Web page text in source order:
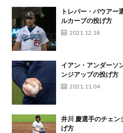
トレバー・バウアー
ルカーブの投げ方
2021.12.18
イアン・アンダーソ
ンジアップの投げ方
2021.11.04
井川 慶選手のチェン
げ方